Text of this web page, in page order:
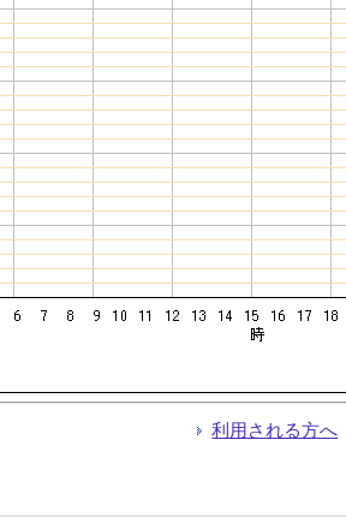
利用される方へ